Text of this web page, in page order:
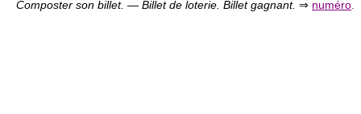
Composter son billet. — Billet de loterie. Billet gagnant. ⇒ numéro